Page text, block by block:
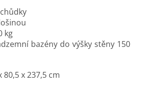
kg
bazény do výšky stěny 150
80,5 x 237,5 cm